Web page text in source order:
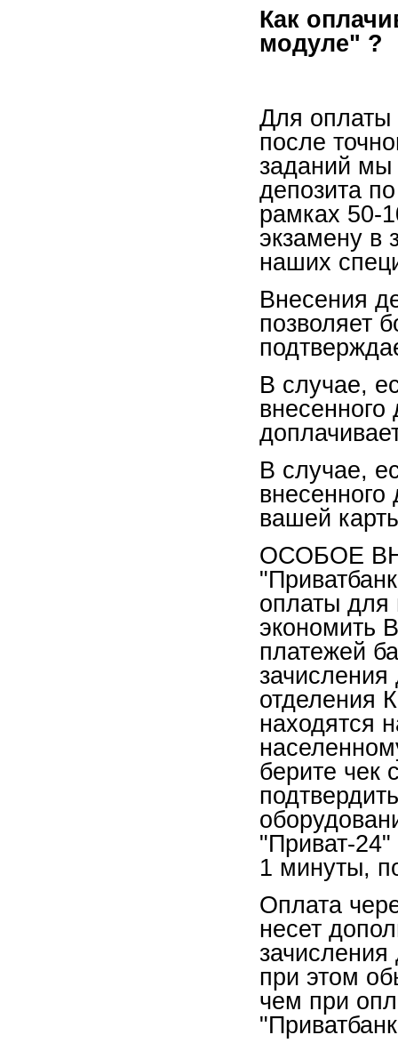
Как
модуле" ?
Для оплаты
после
заданий мы
депозита
рамках 50-
экзамену в
наших
Внесения
позволяет
В случае,
В случае,
вашей
ОСОБОЕ
оплаты для
экономить
платежей
отделения
находятся
берите чек
"Приват-
1 минуты,
Оплата
несет
зачисления
при этом
чем при